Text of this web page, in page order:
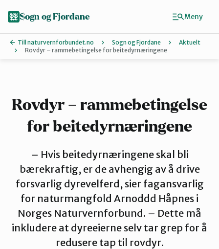
Bremanger
Indre Sogn
Kinn
Sogn og Fjordane
Till naturvernforbundet.no Sogn og Fjordane
Aktuelt
Rovdyr – rammebetingelse for beitedyrnæringene
Rovdyr – rammebetingelse
for beitedyrnæringene
– Hvis beitedyrnæringene skal bli
bærekraftig, er de avhengig av å drive
forsvarlig dyrevelferd, sier fagansvarlig
for naturmangfold Arnoddd Håpnes i
Norges Naturvernforbund. – Dette må
inkludere at dyreeierne selv tar grep for å
redusere tap til rovdyr.